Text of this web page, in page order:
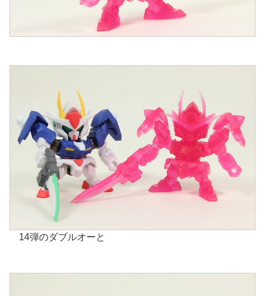
14弾のダブルオーと